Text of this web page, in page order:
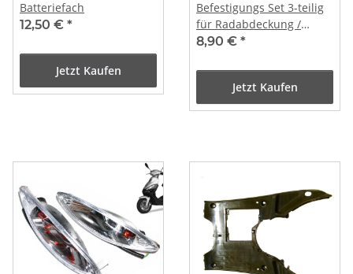
Batteriefach
12,50 € *
Jetzt Kaufen
Befestigungs Set 3-teilig
für Radabdeckung /
Spritzschutz REX RS
8,90 € *
Jetzt Kaufen